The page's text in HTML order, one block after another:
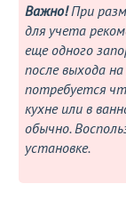
Важно!При
для учета
еще одного
после выхода
потребуется
кухне или в
обычно.
установке.